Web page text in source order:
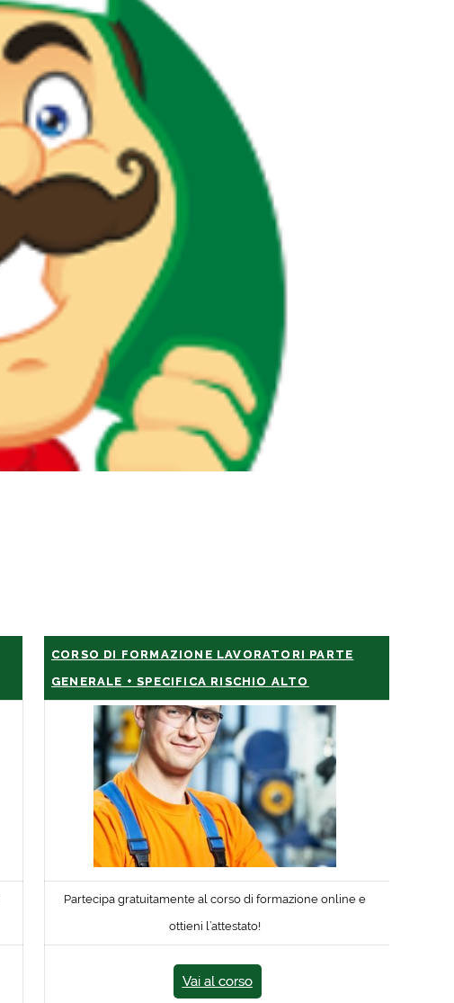
CORSO DI FORMAZIONE LAVORATORI PARTE
GENERALE + SPECIFICA RISCHIO ALTO
Partecipa gratuitamente al corso di formazione online e
ottieni l’attestato!
Vai al corso